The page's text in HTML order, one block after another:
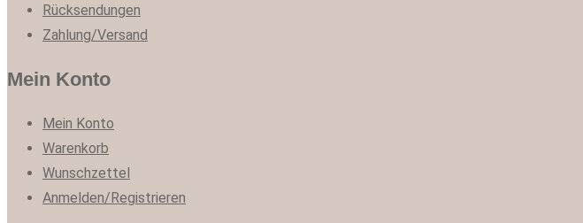
Rücksendungen
Zahlung/Versand
Mein Konto
Mein Konto
Warenkorb
Wunschzettel
Anmelden/Registrieren